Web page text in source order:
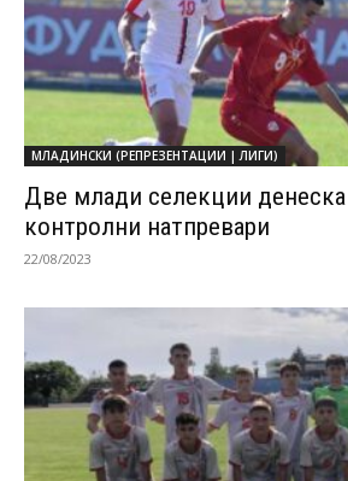
МЛАДИНСКИ (РЕПРЕЗЕНТАЦИИ | ЛИГИ)
Две млади селекции денеска
контролни натпревари
22/08/2023